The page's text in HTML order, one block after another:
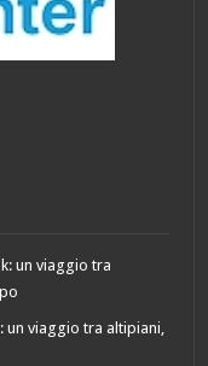
un viaggio tra
un viaggio tra altipiani,